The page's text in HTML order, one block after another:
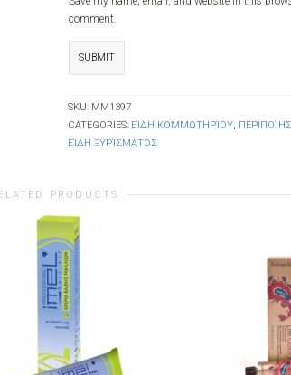
comment.
SKU: ΜΜ1397
CATEGORIES: ΕΊΔΗ ΚΟΜΜΩΤΗΡΊΟΥ,
ΕΊΔΗ ΞΥΡΊΣΜΑΤΟΣ
PRODUCTS